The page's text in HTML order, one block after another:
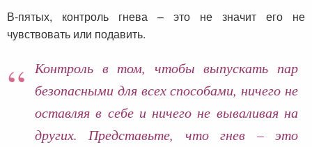
В-пятых, контроль гнева – это не значит его не
чувствовать или подавить.
Контроль в том, чтобы выпускать пар
безопасными для всех способами, ничего не
оставляя в себе и ничего не вываливая на
других. Представьте, что гнев – это